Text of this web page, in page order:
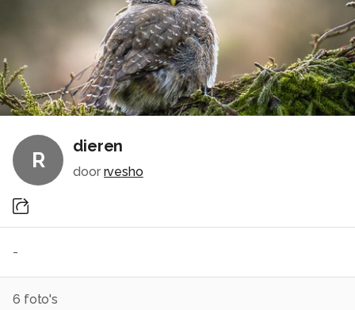
R
dieren
door rvesho
-
6 foto's